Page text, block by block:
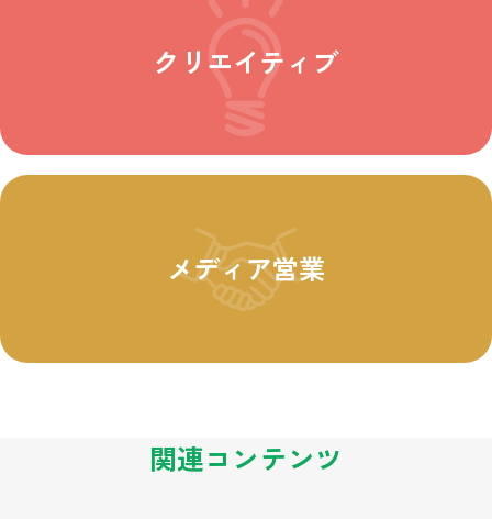
クリエイティブ
メディア営業
関連コンテンツ